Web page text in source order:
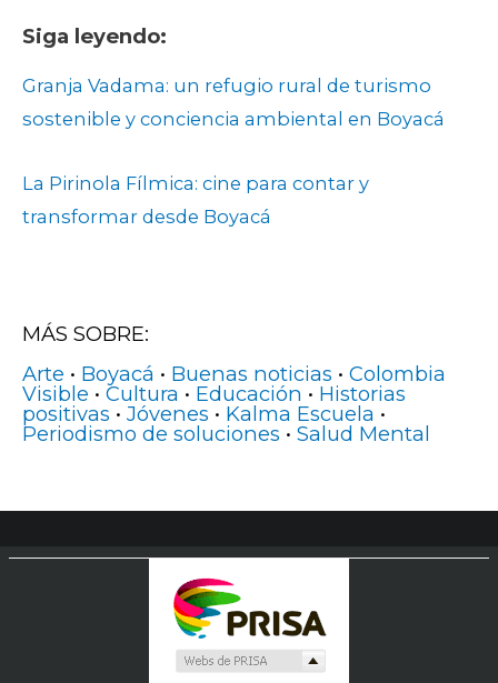
Siga leyendo:
Granja Vadama: un refugio rural de turismo
sostenible y conciencia ambiental en Boyacá
La Pirinola Fílmica: cine para contar y
transformar desde Boyacá
MÁS SOBRE:
Arte • Boyacá • Buenas noticias • Colombia
Visible • Cultura • Educación • Historias
positivas • Jóvenes • Kalma Escuela •
Periodismo de soluciones • Salud Mental